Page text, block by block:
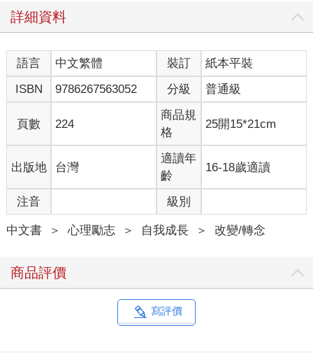
（Rumination）」，是一種過度沉溺於某些負面情緒。反覆想著
過去的事，對未來不但沒有幫助，還會讓人陷入一種消極悲觀的
狀態，而無法面對眼前的人事物，直接影響未來的生活。
★你需要的心理素質：穩住內在評價系統
「內在評價系統」顧名思義，指的是將評價自己的角色交還給自
己，不要過度依賴外界的看法，而所謂的「穩住內在評價系
統」，就是要先相信自己說話的動機是善意的、真誠的，而不是
為了贏得別人的讚賞，如此才能漸漸地丟掉對自己負面的想法。
3. 開始願意說，但還是會心跳加速
這個階段你會發現，「說出口」雖然還是緊張，但已經不像以前
是完全的無聲，一開始可能還是會有一點卡卡，你可以試著在熟
人面前開始練習，或者用簡單的點頭或搖頭的方式加入群體對
話。
★你需要的心理素質：給自己空間練習
像訓練耐力一樣，表達力也需要慢慢訓練才能強化，一開始肯定
場合的每一次練習，都要記得給自己好好的鼓勵。
4. 有一次說得好，開始建立信心
詳細資料
語言 中文繁體 裝訂
紙本平裝
ISBN
9786267563052 分級 普通級
頁數 224
商品規
格
25開15*21cm
出版地 台灣
適讀年
齡
16-18歲適讀
注音 級別
中文書 ＞ 心理勵志 ＞ 自我成長 ＞ 改變/轉念
商品評價
寫評價